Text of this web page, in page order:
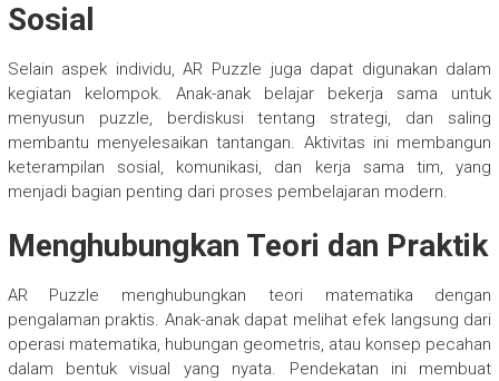
Sosial
Selain aspek individu, AR Puzzle juga dapat digunakan dalam
kegiatan kelompok. Anak-anak belajar bekerja sama untuk
menyusun puzzle, berdiskusi tentang strategi, dan saling
membantu menyelesaikan tantangan. Aktivitas ini membangun
keterampilan sosial, komunikasi, dan kerja sama tim, yang
menjadi bagian penting dari proses pembelajaran modern.
Menghubungkan Teori dan Praktik
AR Puzzle menghubungkan teori matematika dengan
pengalaman praktis. Anak-anak dapat melihat efek langsung dari
operasi matematika, hubungan geometris, atau konsep pecahan
dalam bentuk visual yang nyata. Pendekatan ini membuat